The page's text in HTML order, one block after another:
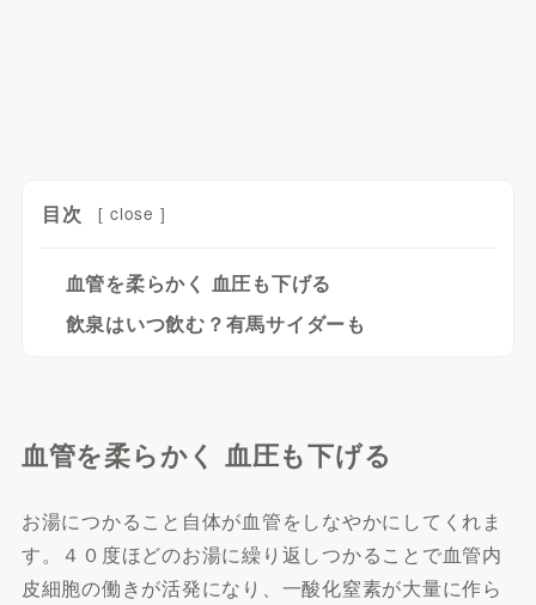
目次 [ close ]
血管を柔らかく 血圧も下げる
飲泉はいつ飲む？有馬サイダーも
血管を柔らかく 血圧も下げる
お湯につかること自体が血管をしなやかにしてくれま
す。４０度ほどのお湯に繰り返しつかることで血管内
皮細胞の働きが活発になり、一酸化窒素が大量に作ら